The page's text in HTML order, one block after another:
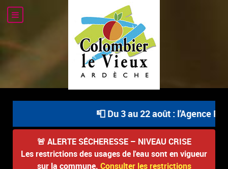
📮 Du 3 au 22 août : l'Agence
🚨 ALERTE SÉCHERESSE – NIVEAU CRISE
Les restrictions des usages de l'eau sont en vigueur
sur la commune. Consulter les restrictions